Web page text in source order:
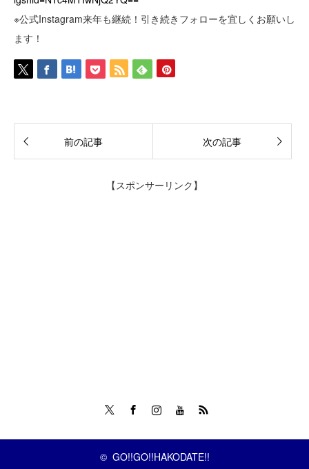
※公式Instagram来年も継続！引き続きフォローを宜しくお願いし
ます！
前の記事 次の記事
【スポンサーリンク】
InstagramTumblr RSS
© GO!!GO!!HAKODATE!!